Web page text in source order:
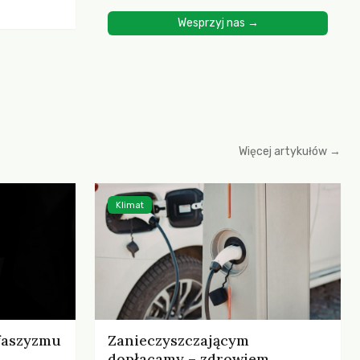
Wesprzyj nas →
Więcej artykułów →
Zanieczyszczającym
Klimat